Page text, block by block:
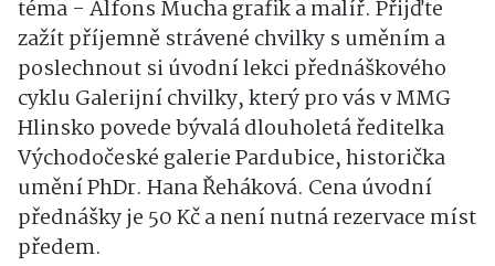
téma - Alfons Mucha grafik a malíř. Přijďte
zažít příjemně strávené chvilky s uměním a
poslechnout si úvodní lekci přednáškového
cyklu Galerijní chvilky, který pro vás v MMG
Hlinsko povede bývalá dlouholetá ředitelka
Východočeské galerie Pardubice, historička
umění PhDr. Hana Řeháková. Cena úvodní
přednášky je 50 Kč a není nutná rezervace míst
předem.